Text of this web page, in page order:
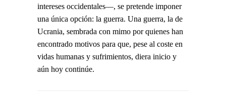
intereses occidentales―, se pretende imponer
una única opción: la guerra. Una guerra, la de
Ucrania, sembrada con mimo por quienes han
encontrado motivos para que, pese al coste en
vidas humanas y sufrimientos, diera inicio y
aún hoy continúe.